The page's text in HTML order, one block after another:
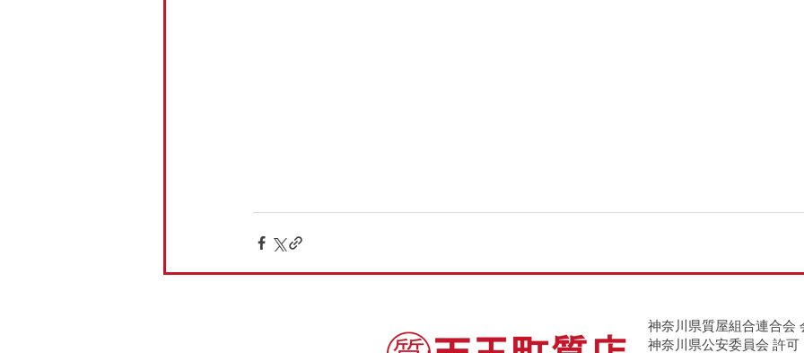
神奈川県質屋組合連合会
神奈川県公安委員会 許可